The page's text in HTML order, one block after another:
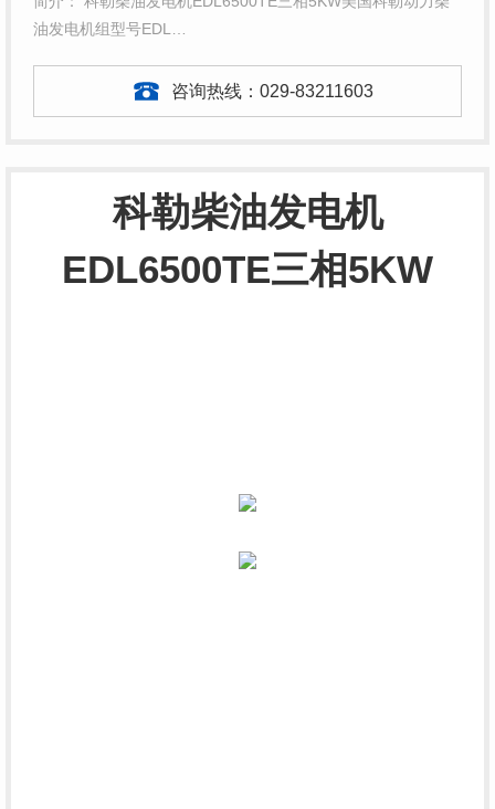
油发电机组型号EDL…
咨询热线： 029-83211603
科勒柴油发电机
EDL6500TE三相5KW